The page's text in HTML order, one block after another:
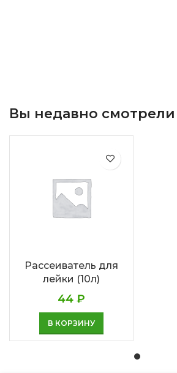
Вы недавно смотрели
Рассеиватель для
лейки (10л)
44 ₽
В КОРЗИНУ